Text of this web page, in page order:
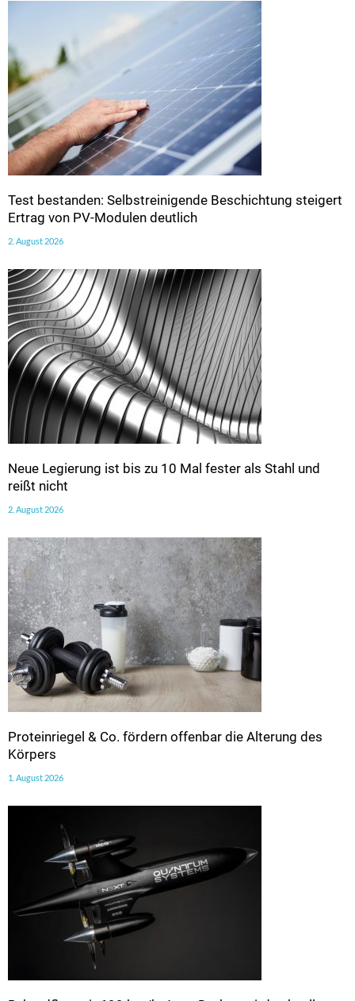
Test bestanden: Selbstreinigende Beschichtung steigert
Ertrag von PV-Modulen deutlich
2. August 2026
Neue Legierung ist bis zu 10 Mal fester als Stahl und
reißt nicht
2. August 2026
Proteinriegel & Co. fördern offenbar die Alterung des
Körpers
1. August 2026